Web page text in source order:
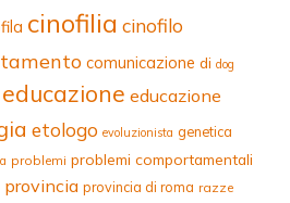
cinofilia cinofilo
comunicazione di dog
educazione educazione
etologo evoluzionista genetica
problemi problemi comportamentali
provincia provincia di roma razze